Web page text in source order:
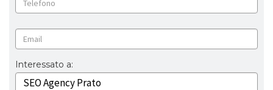
Interessato a: